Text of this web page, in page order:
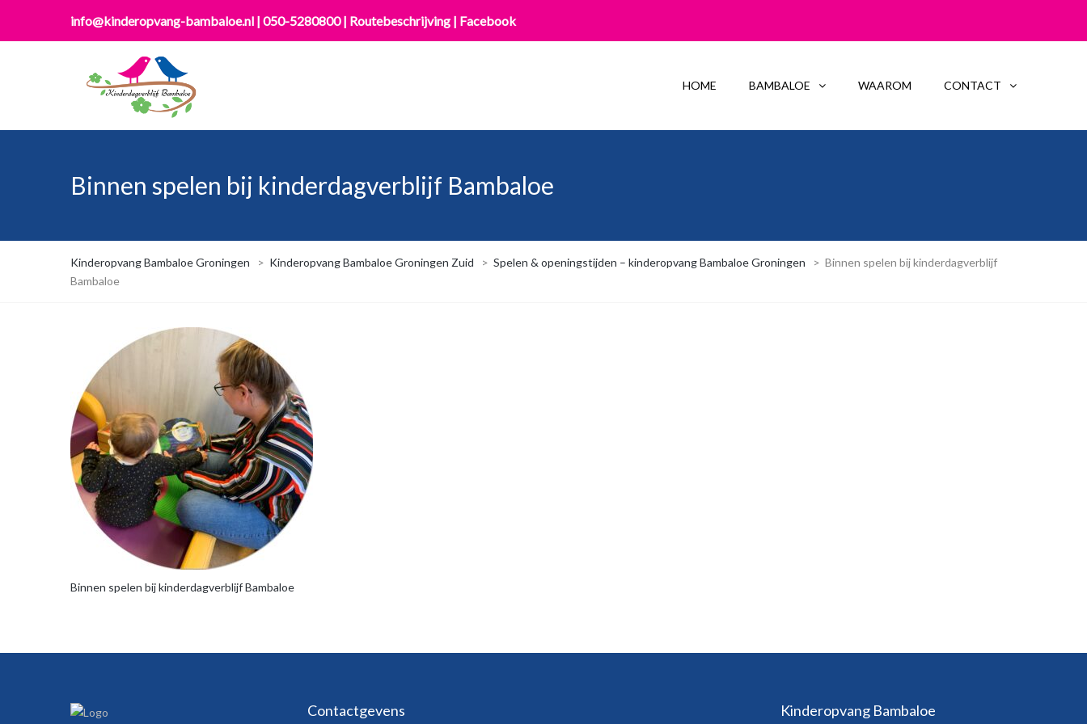
info@kinderopvang-bambaloe.nl | 050-5280800| Routebeschrijving | Facebook
HOME BAMBALOE WAAROM CONTACT
Binnen spelen bij kinderdagverblijf Bambaloe
Kinderopvang Bambaloe Groningen > Kinderopvang Bambaloe Groningen Zuid > Spelen & openingstijden – kinderopvang Bambaloe Groningen > Binnen spelen bij kinderdagverblijf
Bambaloe
Binnen spelen bij kinderdagverblijf Bambaloe
Contactgevens Kinderopvang Bambaloe